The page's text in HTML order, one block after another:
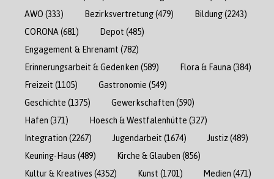
AWO (333) Bezirksvertretung(479) Bildung(2243)
CORONA (681) Depot (485)
Engagement & Ehrenamt (782)
Erinnerungsarbeit & Gedenken (589) Flora & Fauna (384)
Freizeit (1105) Gastronomie (549)
Geschichte (1375) Gewerkschaften (590)
Hafen (371) Hoesch & Westfalenhütte (327)
Integration (2267) Jugendarbeit (1674) Justiz(489)
Keuning-Haus (489) Kirche & Glauben (856)
Kultur & Kreatives (4352) Kunst (1701) Medien (471)